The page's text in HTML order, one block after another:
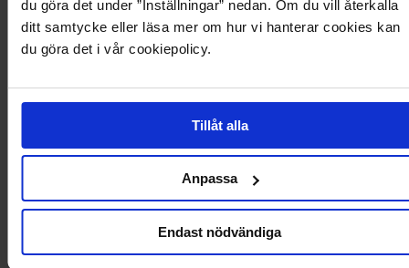
du göra det under ”Inställningar” nedan. Om du vill återkalla
ditt samtycke eller läsa mer om hur vi hanterar cookies kan
du göra det i vår cookiepolicy.
Tillåt alla
Anpassa
Endast nödvändiga
Produktbeskrivelse
Klassisk, dobbelbryst trenchcoat fra ONLY.
- Knytbelte ved midjen
- Lukning med knapper
- Lengde fra skulderen bak: 80 cm i størrelse S